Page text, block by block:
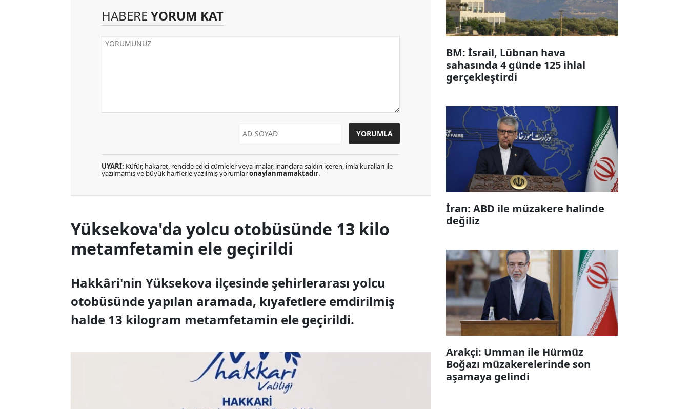
HABERE YORUM KAT
UYARI: Küfür, hakaret, rencide edici cümleler veya imalar, inançlara saldırı içeren, imla kuralları ile
yazılmamış ve büyük harflerle yazılmış yorumlaronaylanmamaktadır.
Yüksekova'da yolcu otobüsünde 13 kilo
metamfetamin ele geçirildi
Hakkâri'nin Yüksekova ilçesinde şehirlerarası yolcu
otobüsünde yapılan aramada, kıyafetlere emdirilmiş
halde 13 kilogram metamfetamin ele geçirildi.
BM: İsrail, Lübnan hava
sahasında 4 günde 125 ihlal
gerçekleştirdi
İran: ABD ile müzakere halinde
değiliz
Arakçi: Umman ile Hürmüz
Boğazı müzakerelerinde son
aşamaya gelindi